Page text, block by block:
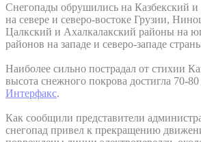
Снегопады обрушились на Казбекский
на севере и северо-востоке Грузии,
Цалкский и Ахалкалакский районы на
районов на западе и северо-западе
Наиболее сильно пострадал от стихии
высота снежного покрова достигла 70-80
Интерфакс.
Как сообщили представители
снегопад привел к прекращению